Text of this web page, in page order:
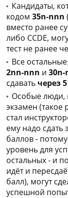
Кандидаты,
кодом 35n-nnn
вместо ранее
либо CCDE,
тест не ранее
Все
2nn-nnn и
сдавать через
Особые люди,
экзамен
стал
ему надо сдать
баллов -
уровень для
остальных - и
идёт и
балл), могут
успешной